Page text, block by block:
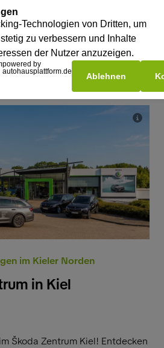
im Kieler Norden
in Kiel
Škoda Zentrum Kiel! Entdecken